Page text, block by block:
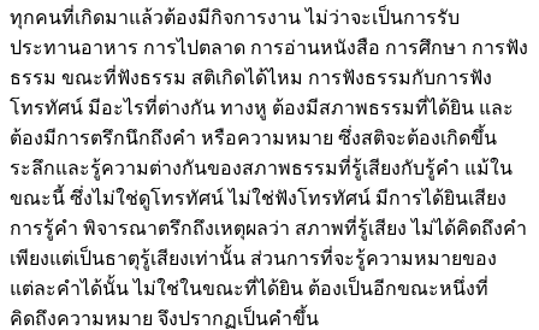
ทุกคนที่เกิดมาแล้วต้องมีกิจการงาน ไม่ว่าจะเป็นการรับ
ประทานอาหาร การไปตลาด การอ่านหนังสือ การศึกษา การฟัง
ธรรม ขณะที่ฟังธรรม สติเกิดได้ไหม การฟังธรรมกับการฟัง
โทรทัศน์ มีอะไรที่ต่างกัน ทางหู ต้องมีสภาพธรรมที่ได้ยิน และ
ต้องมีการตรึกนึกถึงคำ หรือความหมาย ซึ่งสติจะต้องเกิดขึ้น
ระลึกและรู้ความต่างกันของสภาพธรรมที่รู้เสียงกับรู้คำ แม้ใน
ขณะนี้ ซึ่งไม่ใช่ดูโทรทัศน์ ไม่ใช่ฟังโทรทัศน์ มีการได้ยินเสียง
การรู้คำ พิจารณาตรึกถึงเหตุผลว่า สภาพที่รู้เสียง ไม่ได้คิดถึงคำ
เพียงแต่เป็นธาตุรู้เสียงเท่านั้น ส่วนการที่จะรู้ความหมายของ
แต่ละคำได้นั้น ไม่ใช่ในขณะที่ได้ยิน ต้องเป็นอีกขณะหนึ่งที่
คิดถึงความหมาย จึงปรากฏเป็นคำขึ้น